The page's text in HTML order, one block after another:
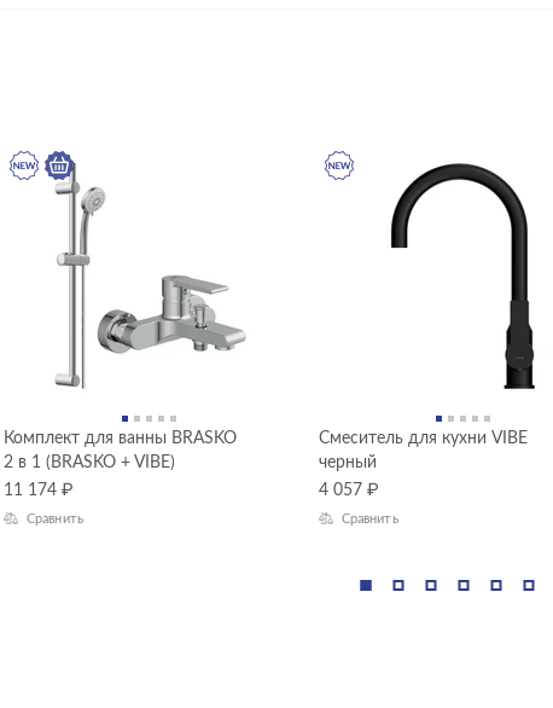
Комплект для ванны BRASKO
2 в 1 (BRASKO + VIBE)
11 174 ₽
Сравнить
Смеситель для кухни VIBE
черный
4 057 ₽
Сравнить